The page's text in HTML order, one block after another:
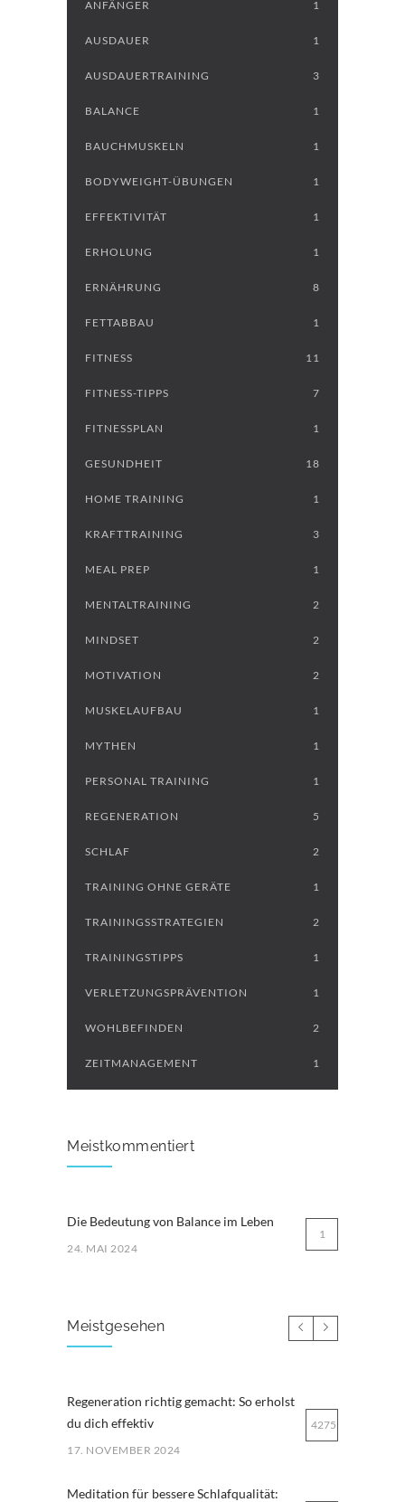
ANFÄNGER 1
AUSDAUER 1
AUSDAUERTRAINING 3
BALANCE 1
BAUCHMUSKELN 1
BODYWEIGHT-ÜBUNGEN 1
EFFEKTIVITÄT 1
ERHOLUNG 1
ERNÄHRUNG 8
FETTABBAU 1
FITNESS 11
FITNESS-TIPPS 7
FITNESSPLAN 1
GESUNDHEIT 18
HOME TRAINING 1
KRAFTTRAINING 3
MEAL PREP 1
MENTALTRAINING 2
MINDSET 2
MOTIVATION 2
MUSKELAUFBAU 1
MYTHEN 1
PERSONAL TRAINING 1
REGENERATION 5
SCHLAF 2
TRAINING OHNE GERÄTE 1
TRAININGSSTRATEGIEN 2
TRAININGSTIPPS 1
VERLETZUNGSPRÄVENTION 1
WOHLBEFINDEN 2
ZEITMANAGEMENT 1
Meistkommentiert
Die Bedeutung von Balance im Leben
24. MAI 2024
1
Meistgesehen
Regeneration richtig gemacht: So erholst
du dich effektiv
17. NOVEMBER 2024
4275
Meditation für bessere Schlafqualität: